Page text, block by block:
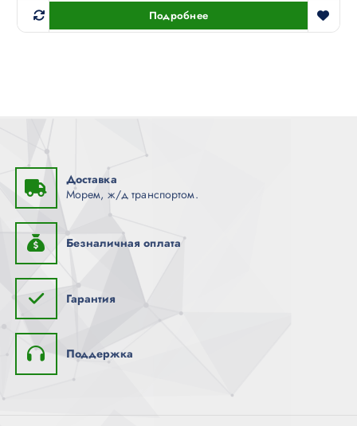
Подробнее
Доставка
Морем, ж/д транспортом.
Безналичная оплата
Гарантия
Поддержка